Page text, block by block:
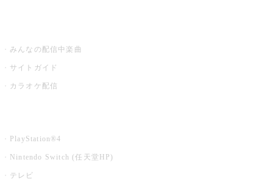
みんなの配信中楽曲
サイトガイド
カラオケ配信
PlayStation®4
Nintendo Switch (任天堂HP)
テレビ